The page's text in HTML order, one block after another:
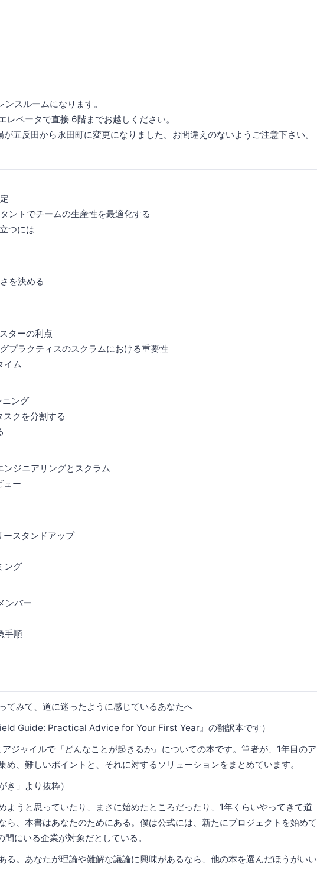
スルームになります。
レベータで直接 6階までお越しください。
五反田から永田町に変更になりました。お間違えのないようご注意下さい。
ントでチームの生産性を最適化する
つには
を決める
ターの利点
プラクティスのスクラムにおける重要性
イム
ニング
クを分割する
ジニアリングとスクラム
ュー
ースタンドアップ
ング
ンバー
手順
てみて、道に迷ったように感じているあなたへ
Guide: Practical Advice for Your First Year』の翻訳本です）
ジャイルで『どんなことが起きるか』についての本です。筆者が、1年目のア
め、難しいポイントと、それに対するソリューションをまとめています。
き」より抜粋）
ようと思っていたり、まさに始めたところだったり、1年くらいやってきて道
ら、本書はあなたのためにある。僕は公式には、新たにプロジェクトを始めて
にいる企業が対象だとしている。
る。あなたが理論や難解な議論に興味があるなら、他の本を選んだほうがいい